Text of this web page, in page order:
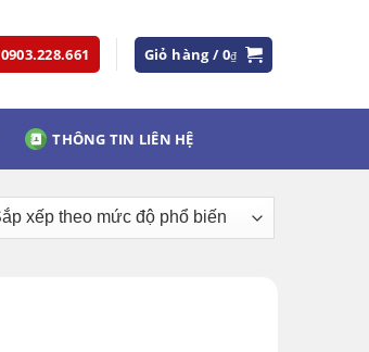
0903.228.661 Giỏ hàng /0₫
THÔNG TIN LIÊN HỆ